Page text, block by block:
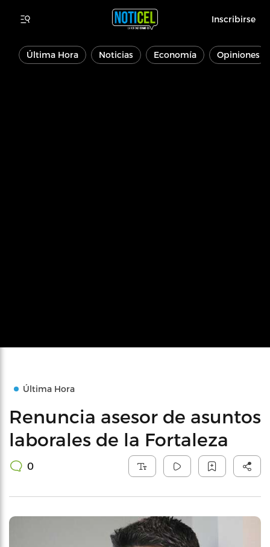
Inscribirse
Última Hora Noticias Economía Opiniones
Última Hora
Renuncia asesor de asuntos
laborales de la Fortaleza
0